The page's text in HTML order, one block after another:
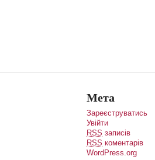
Мета
Зареєструватись
Увійти
RSS записів
RSS коментарів
WordPress.org